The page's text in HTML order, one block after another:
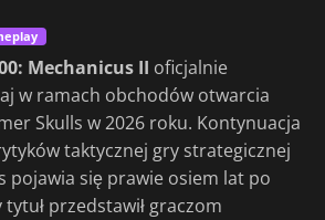
Mechanicus II oficjalnie
w ramach obchodów otwarcia
Skulls w 2026 roku. Kontynuacja
taktycznej gry strategicznej
pojawia się prawie osiem lat po
przedstawił graczom